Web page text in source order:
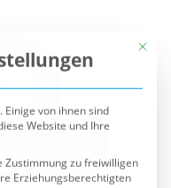
Einige von ihnen sind
Website und Ihre
zu freiwilligen
Erziehungsberechtigten